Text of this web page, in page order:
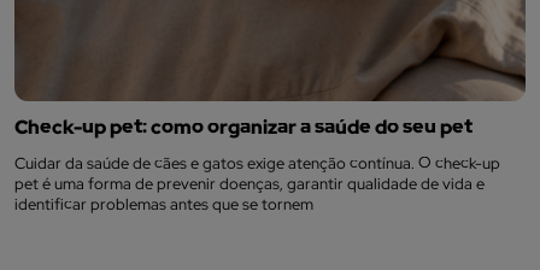
Check-up pet: como organizar a saúde do seu pet
Cuidar da saúde de cães e gatos exige atenção contínua. O check-up
pet é uma forma de prevenir doenças, garantir qualidade de vida e
identificar problemas antes que se tornem